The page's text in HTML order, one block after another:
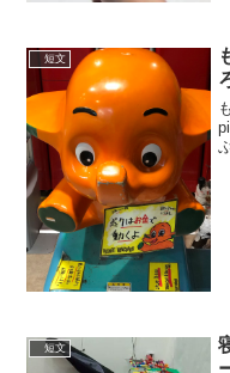
短文
短文